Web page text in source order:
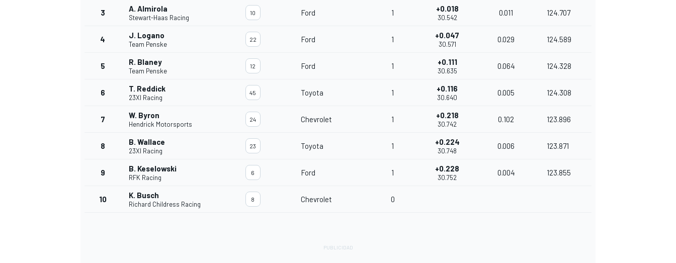
3 A. Almirola
Stewart-Haas Racing
10 Ford 1 +0.018
30.542
0.011 124.707
4 J. Logano
Team Penske
22 Ford 1 +0.047
30.571
0.029 124.589
5 R. Blaney
Team Penske
12 Ford 1 +0.111
30.635
0.064 124.328
6 T. Reddick
23XI Racing
45 Toyota 1 +0.116
30.640
0.005 124.308
7 W. Byron
Hendrick Motorsports
24 Chevrolet 1 +0.218
30.742
0.102 123.896
8 B. Wallace
23XI Racing
23 Toyota 1 +0.224
30.748
0.006 123.871
9 B. Keselowski
RFK Racing
6 Ford 1 +0.228
30.752
0.004 123.855
10 K. Busch
Richard Childress Racing
8 Chevrolet 0